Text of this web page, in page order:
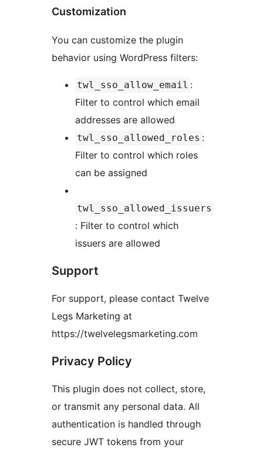
Customization
You can customize the plugin
behavior using WordPress filters:
twl_sso_allow_email :
Filter to control which email
addresses are allowed
twl_sso_allowed_roles :
Filter to control which roles
can be assigned
twl_sso_allowed_issuers
: Filter to control which
issuers are allowed
Support
For support, please contact Twelve
Legs Marketing at
https://twelvelegsmarketing.com
Privacy Policy
This plugin does not collect, store,
or transmit any personal data. All
authentication is handled through
secure JWT tokens from your